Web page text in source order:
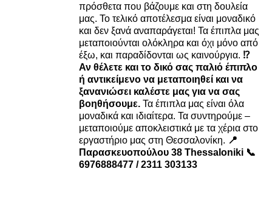
πρόσθετα που βάζουμε και στη δουλεία
μας. Το τελικό αποτέλεσμα είναι μοναδικό
και δεν ξανά αναπαράγεται! Τα έπιπλα μας
μεταποιούνται ολόκληρα και όχι μόνο από
έξω, και παραδίδονται ως καινούργια. ⁉️
Αν θέλετε και το δικό σας παλιό έπιπλο
ή αντικείμενο να μεταποιηθεί και να
ξανανιώσει καλέστε μας για να σας
βοηθήσουμε. Τα έπιπλα μας είναι όλα
μοναδικά και ιδιαίτερα. Τα συντηρούμε –
μεταποιούμε αποκλειστικά με τα χέρια στο
εργαστήριο μας στη Θεσσαλονίκη. 📍
Παρασκευοπούλου 38 Thessaloniki 📞
6976888477 / 2311 303133